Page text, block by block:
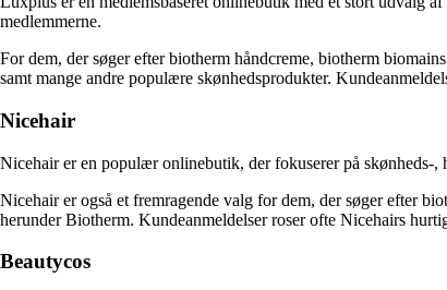
medlemmerne.
For dem, der søger efter biotherm håndcreme, biotherm
samt mange andre populære skønhedsprodukter.
Nicehair
Nicehair er en populær onlinebutik, der fokuserer på skønheds-
Nicehair er også et fremragende valg for dem, der søger efter
herunder Biotherm. Kundeanmeldelser roser ofte Nicehairs
Beautycos